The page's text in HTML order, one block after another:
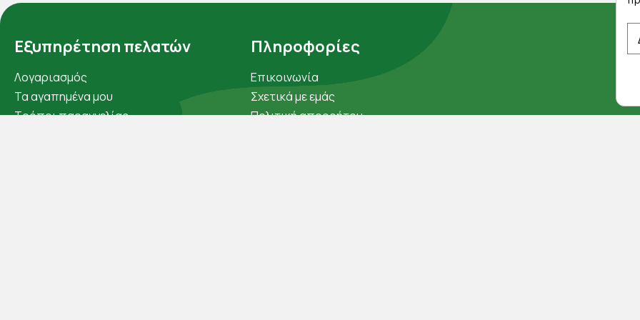
Εξυπηρέτηση πελατών
Λογαριασμός
Τα αγαπημένα μου
Τρόποι παραγγελίας
Πληροφορίες
Επικοινωνία
Σχετικά με εμάς
Πολιτική απορρήτου